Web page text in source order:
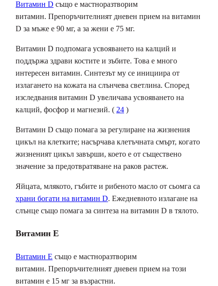
Витамин D също е мастноразтворим
витамин. Препоръчителният дневен прием на витамин
D за мъже е 90 мг, а за жени е 75 мг.
Витамин D подпомага усвояването на калций и
поддържа здрави костите и зъбите. Това е много
интересен витамин. Синтезът му се инициира от
излагането на кожата на слънчева светлина. Според
изследвания витамин D увеличава усвояването на
калций, фосфор и магнезий. ( 24 )
Витамин D също помага за регулиране на жизнения
цикъл на клетките; насърчава клетъчната смърт, когато
жизненият цикъл завърши, което е от съществено
значение за предотвратяване на раков растеж.
Яйцата, млякото, гъбите и рибеното масло от сьомга са
храни богати на витамин D. Ежедневното излагане на
слънце също помага за синтеза на витамин D в тялото.
Витамин E
Витамин Е също е мастноразтворим
витамин. Препоръчителният дневен прием на този
витамин е 15 мг за възрастни.